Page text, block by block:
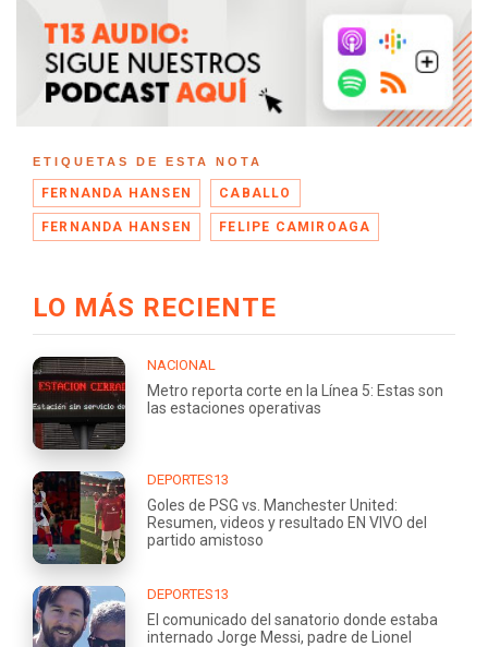
ETIQUETAS DE ESTA NOTA
FERNANDA HANSEN CABALLO
FERNANDA HANSEN FELIPE CAMIROAGA
LO MÁS RECIENTE
NACIONAL
Metro reporta corte en la Línea 5: Estas son
las estaciones operativas
DEPORTES13
Goles de PSG vs. Manchester United:
Resumen, videos y resultado EN VIVO del
partido amistoso
DEPORTES13
El comunicado del sanatorio donde estaba
internado Jorge Messi, padre de Lionel